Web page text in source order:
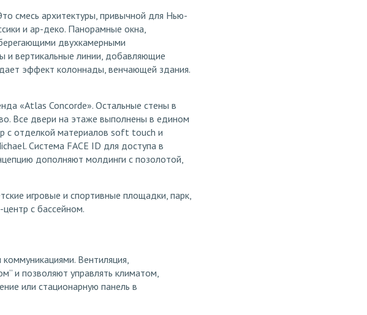
смесь архитектуры, привычной для Нью-
и ар-деко. Панорамные окна,
двухкамерными
и вертикальные линии, добавляющие
эффект колоннады, венчающей здания.
«Atlas Concorde». Остальные стены в
Все двери на этаже выполнены в едином
с отделкой материалов soft touch и
Система FACE ID для доступа в
дополняют молдинги с позолотой,
игровые и спортивные площадки, парк,
с бассейном.
Вентиляция,
и позволяют управлять климатом,
или стационарную панель в